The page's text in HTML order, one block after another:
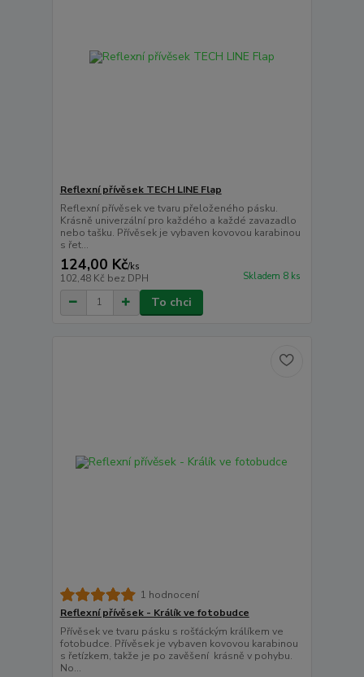
Reflexní přívěsek TECH LINE Flap
Reflexní přívěsek ve tvaru přeloženého pásku.
Krásně univerzální pro každého a každé zavazadlo
nebo tašku. Přívěsek je vybaven kovovou karabinou
s řet...
124,00 Kč/ks
102,48 Kč bez DPH Skladem 8 ks
To chci
1 hodnocení
Reflexní přívěsek - Králík ve fotobudce
Přívěsek ve tvaru pásku s rošťáckým králíkem ve
fotobudce. Přívěsek je vybaven kovovou karabinou
s řetízkem, takže je po zavěšení krásně v pohybu.
No...